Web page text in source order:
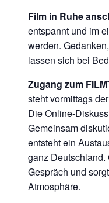
Film in Ruhe
entspannt und im
werden.
lassen sich bei
Zugang zum
steht vormittags
Die Online-
Gemeinsam
entsteht ein
ganz
Gespräch und
Atmosphäre.